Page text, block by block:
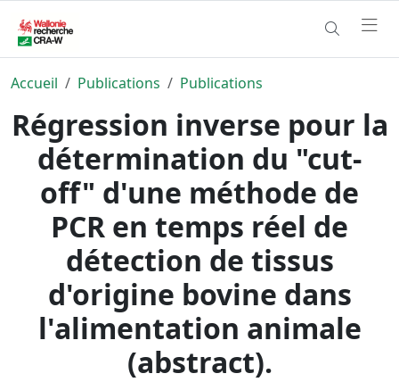
Accueil Publications Publications
Régression inverse pour la
détermination du "cut-
off" d'une méthode de
PCR en temps réel de
détection de tissus
d'origine bovine dans
l'alimentation animale
(abstract).